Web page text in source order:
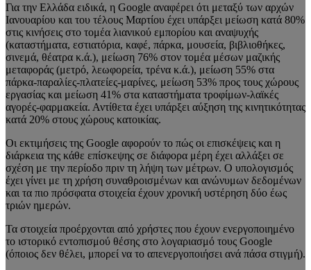
Για την Ελλάδα ειδικά, η Google αναφέρει ότι μεταξύ των αρχών
Ιανουαρίου και του τέλους Μαρτίου έχει υπάρξει μείωση κατά 80%
στις κινήσεις στο τομέα λιανικού εμπορίου και αναψυχής
(καταστήματα, εστιατόρια, καφέ, πάρκα, μουσεία, βιβλιοθήκες,
σινεμά, θέατρα κ.ά.), μείωση 76% στον τομέα μέσων μαζικής
μεταφοράς (μετρό, λεωφορεία, τρένα κ.ά.), μείωση 55% στα
πάρκα-παραλίες-πλατείες-μαρίνες, μείωση 53% προς τους χώρους
εργασίας και μείωση 41% στα καταστήματα τροφίμων-λαϊκές
αγορές-φαρμακεία. Αντίθετα έχει υπάρξει αύξηση της κινητικότητας
κατά 20% στους χώρους κατοικίας.
Οι εκτιμήσεις της Google αφορούν το πώς οι επισκέψεις και η
διάρκεια της κάθε επίσκεψης σε διάφορα μέρη έχει αλλάξει σε
σχέση με την περίοδο πριν τη λήψη των μέτρων. Ο υπολογισμός
έχει γίνει με τη χρήση συναθροισμένων και ανώνυμων δεδομένων
και τα πιο πρόσφατα στοιχεία έχουν χρονική υστέρηση δύο έως
τριών ημερών.
Τα στοιχεία προέρχονται από χρήστες που έχουν ενεργοποιημένο
το ιστορικό εντοπισμού θέσης στο λογαριασμό τους Google
(όποιος δεν θέλει, μπορεί να το απενεργοποιήσει ανά πάσα στιγμή).